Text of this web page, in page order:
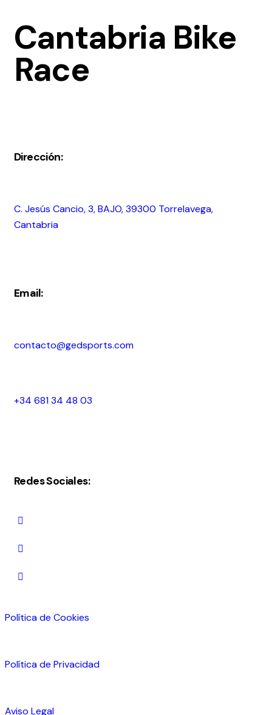
Cantabria Bike
Race
Dirección:
C. Jesús Cancio, 3, BAJO, 39300 Torrelavega,
Cantabria
Email:
contacto@gedsports.com
+34 681 34 48 03
Redes Sociales:
Política de Cookies
Política de Privacidad
Aviso Legal